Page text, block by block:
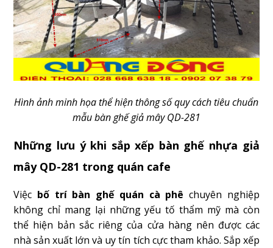
Hình ảnh minh họa thể hiện thông số quy cách tiêu chuẩn
mẫu bàn ghế giả mây QD-281
Những lưu ý khi sắp xếp bàn ghế nhựa giả
mây QD-281 trong quán cafe
Việc bố trí bàn ghế quán cà phê chuyên nghiệp
không chỉ mang lại những yếu tố thẩm mỹ mà còn
thể hiện bản sắc riêng của cửa hàng nên được các
nhà sản xuất lớn và uy tín tích cực tham khảo. Sắp xếp